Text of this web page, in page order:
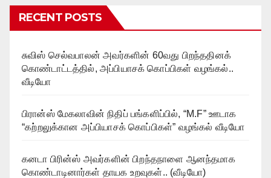
RECENT POSTS
சுவிஸ் செல்வபாலன் அவர்களின் 60வது பிறந்ததினக்
கொண்டாட்டத்தில், அப்பியாசக் கொப்பிகள் வழங்கல்..
வீடியோ
பிரான்ஸ் மேகலாவின் நிதிப் பங்களிப்பில், “M.F” ஊடாக
“கற்றலுக்கான அப்பியாசக் கொப்பிகள்” வழங்கல் வீடியோ
கனடா பிரின்ஸ் அவர்களின் பிறந்தநாளை ஆனந்தமாக
கொண்டாடினார்கள் தாயக உறவுகள்.. (வீடியோ)